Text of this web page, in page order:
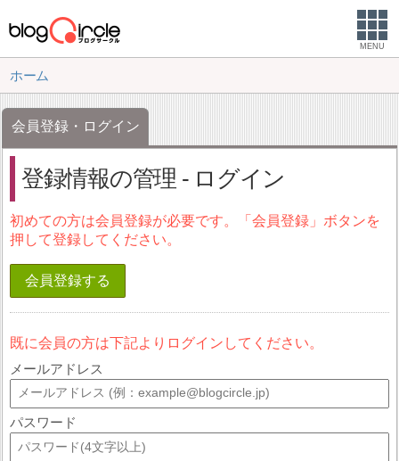
MENU
ホーム
会員登録・ログイン
登録情報の管理 - ログイン
初めての方は会員登録が必要です。「会員登録」ボタンを
押して登録してください。
会員登録する
既に会員の方は下記よりログインしてください。
メールアドレス
パスワード